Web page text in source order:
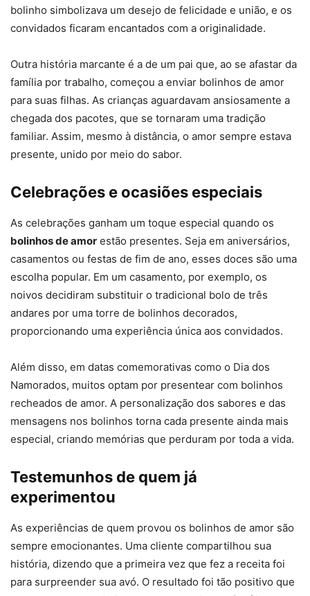
bolinho simbolizava um desejo de felicidade e união, e os
convidados ficaram encantados com a originalidade.
Outra história marcante é a de um pai que, ao se afastar da
família por trabalho, começou a enviar bolinhos de amor
para suas filhas. As crianças aguardavam ansiosamente a
chegada dos pacotes, que se tornaram uma tradição
familiar. Assim, mesmo à distância, o amor sempre estava
presente, unido por meio do sabor.
Celebrações e ocasiões especiais
As celebrações ganham um toque especial quando os
bolinhos de amor estão presentes. Seja em aniversários,
casamentos ou festas de fim de ano, esses doces são uma
escolha popular. Em um casamento, por exemplo, os
noivos decidiram substituir o tradicional bolo de três
andares por uma torre de bolinhos decorados,
proporcionando uma experiência única aos convidados.
Além disso, em datas comemorativas como o Dia dos
Namorados, muitos optam por presentear com bolinhos
recheados de amor. A personalização dos sabores e das
mensagens nos bolinhos torna cada presente ainda mais
especial, criando memórias que perduram por toda a vida.
Testemunhos de quem já
experimentou
As experiências de quem provou os bolinhos de amor são
sempre emocionantes. Uma cliente compartilhou sua
história, dizendo que a primeira vez que fez a receita foi
para surpreender sua avó. O resultado foi tão positivo que